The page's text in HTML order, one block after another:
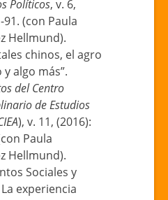
Políticos, v. 6,
91. (con Paula
Hellmund).
chinos, el agro
algo más”.
del Centro
de Estudios
), v. 11, (2016):
Paula
Hellmund).
Sociales y
experiencia